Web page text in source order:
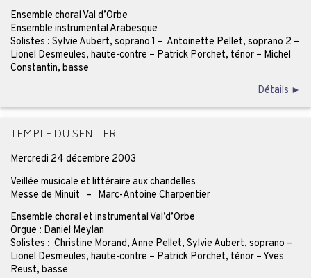
Ensemble choral Val d’Orbe
Ensemble instrumental Arabesque
Solistes : Sylvie Aubert, soprano 1 – Antoinette Pellet, soprano 2 –
Lionel Desmeules, haute-contre – Patrick Porchet, ténor – Michel
Constantin, basse
Détails ►
TEMPLE DU SENTIER
Mercredi 24 décembre 2003
Veillée musicale et littéraire aux chandelles
Messe de Minuit – Marc-Antoine Charpentier
Ensemble choral et instrumental Val’d’Orbe
Orgue : Daniel Meylan
Solistes : Christine Morand, Anne Pellet, Sylvie Aubert, soprano –
Lionel Desmeules, haute-contre – Patrick Porchet, ténor – Yves
Reust, basse